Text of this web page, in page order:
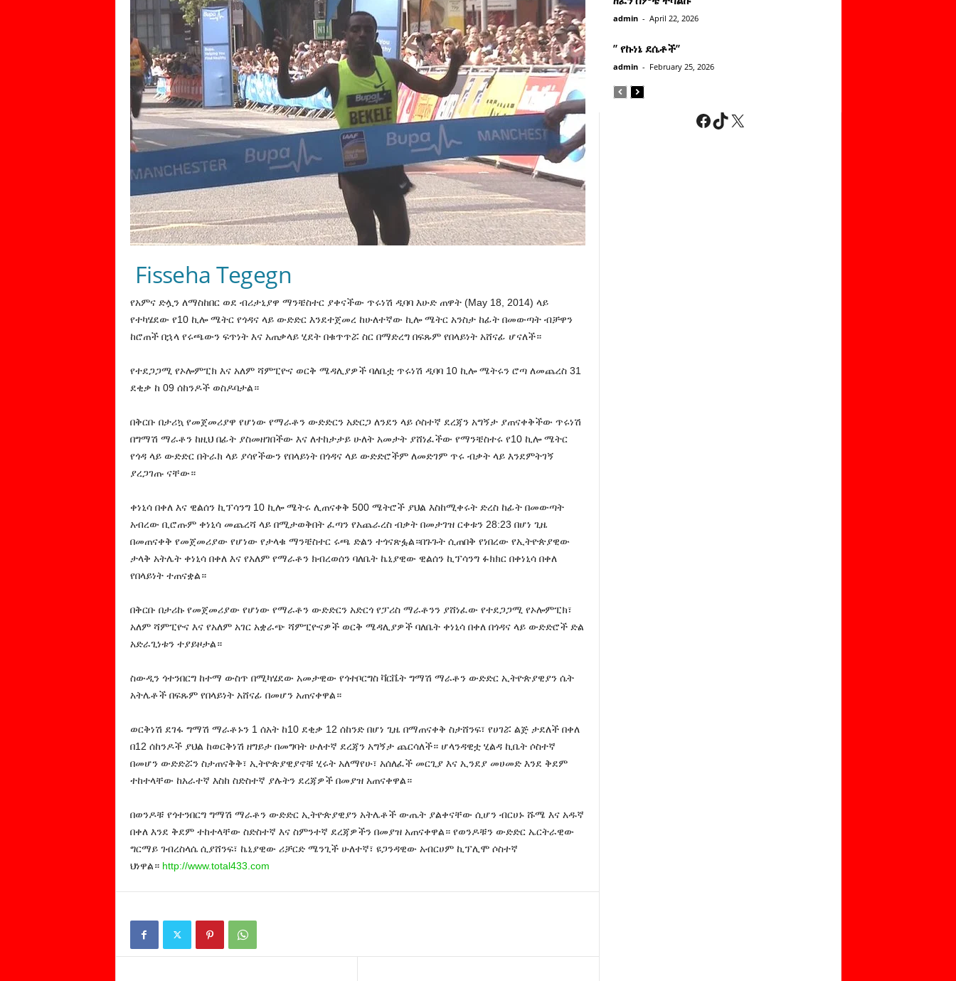
Fisseha Tegegn
የአምና ድሏን ለማስከበር ወደ ብሪታኒያዋ ማንቼስተር ያቀናችው ጥሩነሽ ዲባባ እሁድ ጠዋት (May 18, 2014) ላይ
የተካሄደው የ10 ኪሎ ሜትር የጎዳና ላይ ውድድር እንደተጀመረ ከሁለተኛው ኪሎ ሜትር አንስታ ከፊት በመውጣት ብቻዋን
ከሮጠች በኋላ የሩጫውን ፍጥነት እና አጠቃላይ ሂደት በቁጥጥሯ ስር በማድረግ በፍጹም የበላይነት አሸናፊ ሆናለች።
የተደጋጋሚ የኦሎምፒክ እና አለም ሻምፒዮና ወርቅ ሜዳሊያዎች ባለቤቷ ጥሩነሽ ዲባባ 10 ኪሎ ሜትሩን ሮጣ ለመጨረስ 31
ደቂቃ ከ 09 ሰከንዶች ወስዶባታል።
በቅርቡ በታሪኳ የመጀመሪያዋ የሆነው የማራቶን ውድድርን አድርጋ ለንደን ላይ ሶስተኛ ደረጃን አግኝታ ያጠናቀቅችው ጥሩነሽ
በግማሽ ማራቶን ከዚህ በፊት ያስመዘገበችው እና ለተከታታይ ሁለት አመታት ያሸነፈችው የማንቼስተሩ የ10 ኪሎ ሜትር
የጎዳ ላይ ውድድር በትራክ ላይ ያሳየችውን የበላይነት በጎዳና ላይ ውድድሮችም ለመድገም ጥሩ ብቃት ላይ እንደምትገኝ
ያረጋገጡ ናቸው።
ቀነኒሳ በቀለ እና ዊልሰን ኪፕሳንግ 10 ኪሎ ሜትሩ ሊጠናቀቅ 500 ሜትሮች ያህል እስከሚቀሩት ድረስ ከፊት በመውጣት
አብረው ቢሮጡም ቀነኒሳ መጨረሻ ላይ በሚታወቅበት ፈጣን የአጨራረስ ብቃት በመታገዝ ርቀቱን 28:23 በሆነ ጊዜ
በመጠናቀቅ የመጀመሪያው የሆነው የታላቁ ማንቼስተር ሩጫ ድልን ተጎናጽፏል።በጉጉት ሲጠበቅ የነበረው የኢትዮጵያዊው
ታላቅ አትሌት ቀነኒሳ በቀለ እና የአለም የማራቶን ክብረወሰን ባለቤት ኬኒያዊው ዊልሰን ኪፕሳንግ ፉክክር በቀነኒሳ በቀለ
የበላይነት ተጠናቋል።
በቅርቡ በታሪኩ የመጀመሪያው የሆነው የማራቶን ውድድርን አድርጎ የፓሪስ ማራቶንን ያሸነፈው የተደጋጋሚ የኦሎምፒክ፣
አለም ሻምፒዮና እና የአለም አገር አቋራጭ ሻምፒዮናዎች ወርቅ ሜዳሊያዎች ባለቤት ቀነኒሳ በቀለ በጎዳና ላይ ውድድሮች ድል
አድራጊነቱን ተያይዞታል።
ስውዲን ጎተንበርግ ከተማ ውስጥ በሚካሄደው አመታዊው የጎተቦርግስ ቫርቬት ግማሽ ማራቶን ውድድር ኢትዮጵያዊያን ሴት
አትሌቶች በፍጹም የበላይነት አሸናፊ በመሆን አጠናቀዋል።
ወርቅነሽ ደገፋ ግማሽ ማራቶኑን 1 ሰአት ከ10 ደቂቃ 12 ሰከንድ በሆነ ጊዜ በማጠናቀቅ ስታሸንፍ፣ የሀገሯ ልጅ ታደለች በቀለ
በ12 ሰከንዶች ያህል ከወርቅነሽ ዘግይታ በመግባት ሁለተኛ ደረጃን አግኝታ ጨርሳለች። ሆላንዳዊቷ ሂልዳ ኪቤት ሶስተኛ
በመሆን ውድድሯን ስታጠናቅቅ፣ ኢትዮጵያዊያኖቹ ሂሩት አለማየሁ፣ አሰለፈች መርጊያ እና ኢንደያ መሀመድ እንደ ቅደም
ተከተላቸው ከአራተኛ እስከ ስድስተኛ ያሉትን ደረጃዎች በመያዝ አጠናቀዋል።
በወንዶቹ የጎተንበርግ ግማሽ ማራቶን ውድድር ኢትዮጵያዊያን አትሌቶች ውጤት ያልቀናቸው ሲሆን ብርሀኑ ሹሜ እና አዱኛ
በቀለ እንደ ቅደም ተከተላቸው ስድስተኛ እና ስምንተኛ ደረጃዎችን በመያዝ አጠናቀዋል። የወንዶቹን ውድድር ኤርትራዊው
ግርማይ ገብረስላሴ ሲያሸንፍ፣ ኬኒያዊው ሪቻርድ ሜንጊች ሁለተኛ፣ ዩጋንዳዊው አብርሀም ኪፕሊሞ ሶስተኛ
ህነዋል። http://www.total433.com
admin - April 22, 2026
” የኩነኔ ደሴቶች’’
admin - February 25, 2026
Facebook
TikTok
X